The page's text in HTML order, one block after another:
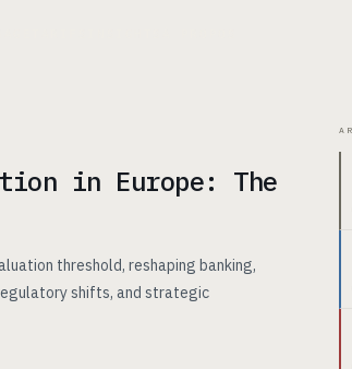
in Europe: The
threshold, reshaping banking,
shifts, and strategic